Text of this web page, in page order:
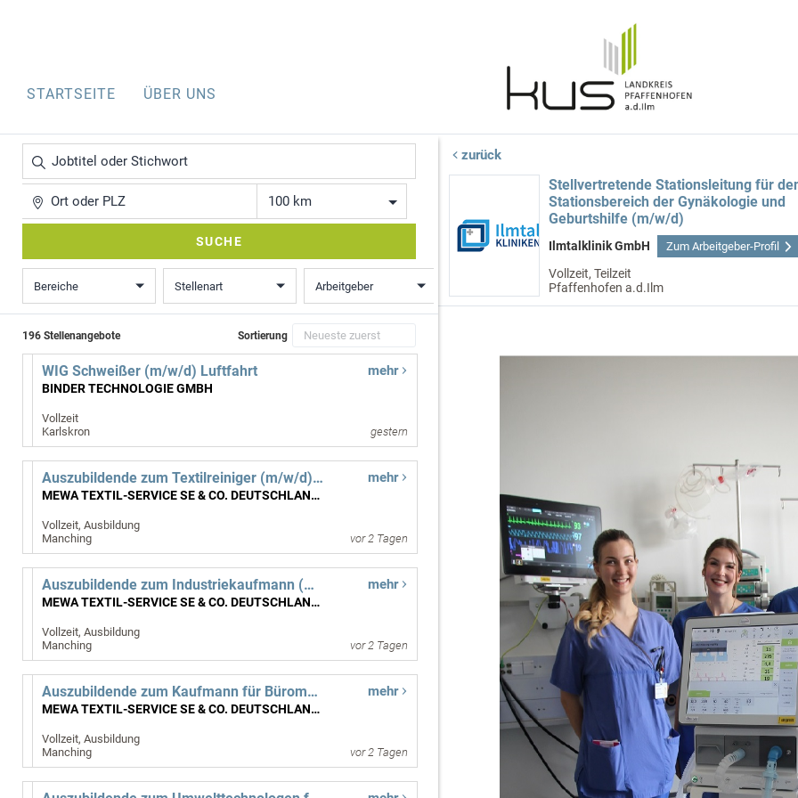
STARTSEITE ÜBER UNS
oder
Stichwort
SUCHE
Bereiche Stellenart Arbeitgeber
196 Stellenangebote Sortierung
WIG Schweißer (m/w/d) Luftfahrt
BINDER TECHNOLOGIE GMBH
Vollzeit
Karlskron
mehr
gestern
Auszubildende zum Textilreiniger (m/w/d) ab September 2027
MEWA TEXTIL-SERVICE SE & CO. DEUTSCHLAND OHG
Vollzeit, Ausbildung
Manching
mehr
vor 2 Tagen
Auszubildende zum Industriekaufmann (m/w/d) ab September 2027
MEWA TEXTIL-SERVICE SE & CO. DEUTSCHLAND OHG
Vollzeit, Ausbildung
Manching
mehr
vor 2 Tagen
Auszubildende zum Kaufmann für Büromanagement (m/w/d) ab September 2027
MEWA TEXTIL-SERVICE SE & CO. DEUTSCHLAND OHG
Vollzeit, Ausbildung
Manching
mehr
vor 2 Tagen
zurück
Stellvertretende Stationsleitung für
Stationsbereich der Gynäkologie und
Geburtshilfe (m/w/d)
Ilmtalklinik GmbH Zum Arbeitgeber-Profil
Vollzeit, Teilzeit
Pfaffenhofen a.d.Ilm